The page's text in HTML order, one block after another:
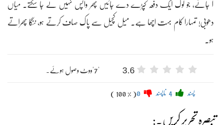
آ جائے، جو لوگ ایک دفعہ کپڑے دے جائیں پھر واپس نہیں لے جا سکتے۔ میاں
دھوبی! تمہارا کام بہت اچھا ہے۔ میل کچیل سے پاک صاف کرتے ہو، ننگا پھراتے
ہو۔
3.6 "7"ووٹ وصول ہوئے۔
پسند ناپسند ( 100 % )
تبصرہ تحریر کریں۔: